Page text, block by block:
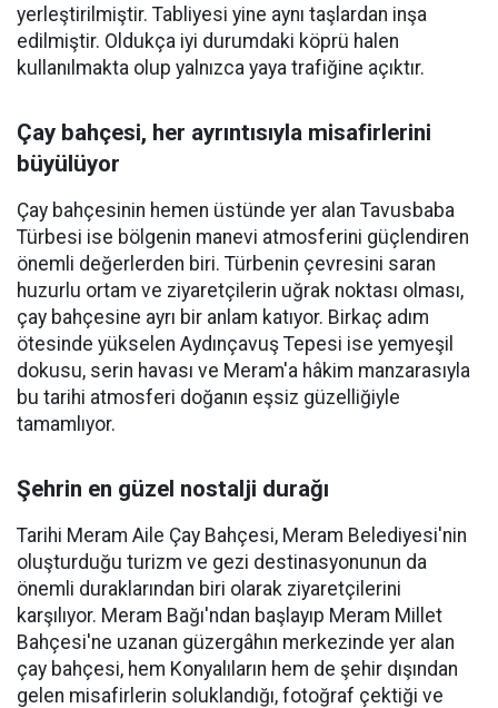
yerleştirilmiştir. Tabliyesi yine aynı taşlardan inşa
edilmiştir. Oldukça iyi durumdaki köprü halen
kullanılmakta olup yalnızca yaya trafiğine açıktır.
Çay bahçesi, her ayrıntısıyla misafirlerini
büyülüyor
Çay bahçesinin hemen üstünde yer alan Tavusbaba
Türbesi ise bölgenin manevi atmosferini güçlendiren
önemli değerlerden biri. Türbenin çevresini saran
huzurlu ortam ve ziyaretçilerin uğrak noktası olması,
çay bahçesine ayrı bir anlam katıyor. Birkaç adım
ötesinde yükselen Aydınçavuş Tepesi ise yemyeşil
dokusu, serin havası ve Meram'a hâkim manzarasıyla
bu tarihi atmosferi doğanın eşsiz güzelliğiyle
tamamlıyor.
Şehrin en güzel nostalji durağı
Tarihi Meram Aile Çay Bahçesi, Meram Belediyesi'nin
oluşturduğu turizm ve gezi destinasyonunun da
önemli duraklarından biri olarak ziyaretçilerini
karşılıyor. Meram Bağı'ndan başlayıp Meram Millet
Bahçesi'ne uzanan güzergâhın merkezinde yer alan
çay bahçesi, hem Konyalıların hem de şehir dışından
gelen misafirlerin soluklandığı, fotoğraf çektiği ve